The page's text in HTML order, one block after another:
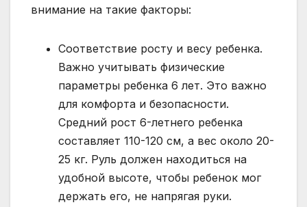
внимание на такие факторы:
Соответствие росту и весу ребенка.
Важно учитывать физические
параметры ребенка 6 лет. Это важно
для комфорта и безопасности.
Средний рост 6-летнего ребенка
составляет 110-120 см, а вес около 20-
25 кг. Руль должен находиться на
удобной высоте, чтобы ребенок мог
держать его, не напрягая руки.